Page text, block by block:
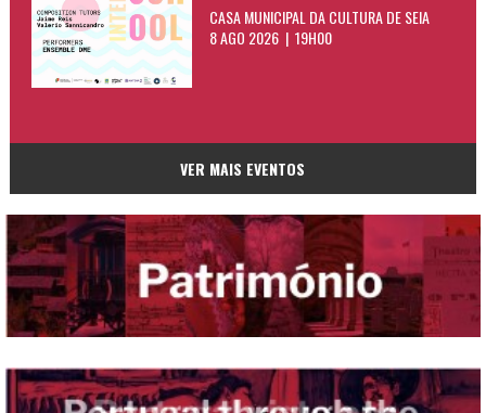
CASA MUNICIPAL DA CULTURA DE SEIA
8 AGO 2026 | 19H00
VER MAIS EVENTOS